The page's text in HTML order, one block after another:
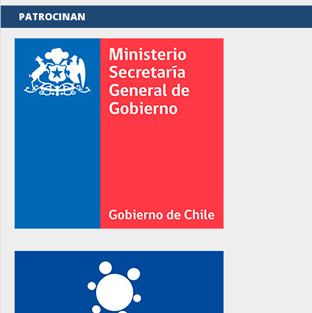
PATROCINAN